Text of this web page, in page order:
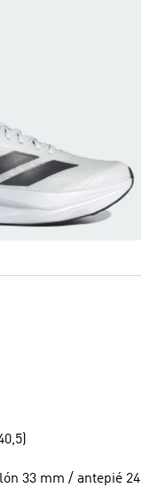
33 mm / antepié 24